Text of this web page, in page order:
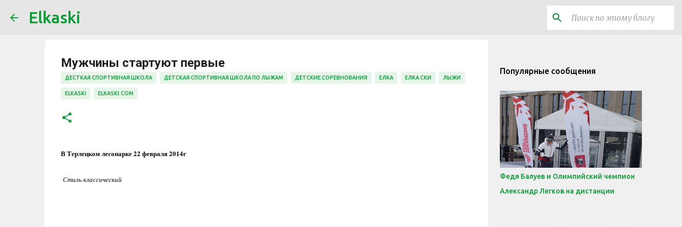
Elkaski
Мужчины стартуют первые
ДЕСТКАЯ СПОРТИВНАЯ ШКОЛА ДЕТСКАЯ СПОРТИВНАЯ ШКОЛА ПО ЛЫЖАМ ДЕТСКИЕ СОРЕВНОВАНИЯ ЕЛКА ЕЛКА СКИ ЛЫЖИ
ELKASKI ELKASKI.COM
В Терлецком лесопарке22 февраля 2014г
Стиль классический
Популярные сообщения
Федя Балуев и Олимпийский чемпион
Александр Легков на дистанции